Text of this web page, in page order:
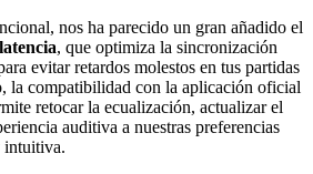
nos ha parecido un gran añadido el
, que optimiza la sincronización
evitar retardos molestos en tus partidas
la compatibilidad con la aplicación oficial
retocar la ecualización, actualizar el
auditiva a nuestras preferencias
intuitiva.